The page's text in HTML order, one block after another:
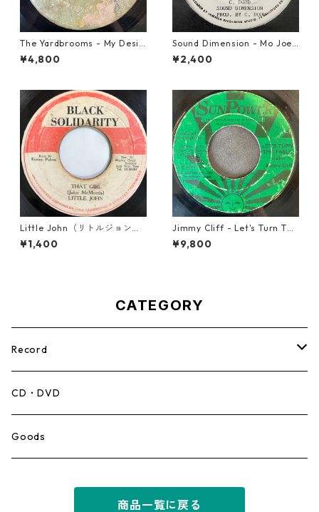
The Yardbrooms - My Desir
e【7-21922】
¥4,800
Sound Dimension - Mo Joe
Rock Steady【7-21087】
¥2,400
Little John（リトルジョン）
- That Girl 【7-20045】
¥1,400
Jimmy Cliff - Let's Turn The
Table【7-21999】
¥9,800
CATEGORY
Record
Mento,Calypso,Ballad
Ska
CD・DVD
Goods
商品一覧に戻る